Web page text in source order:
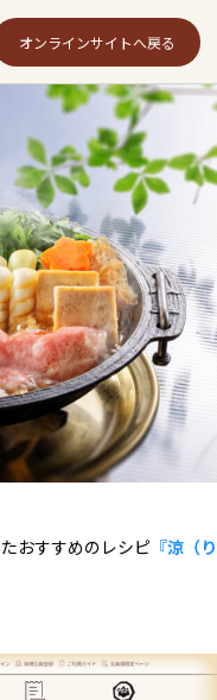
オンラインサイトへ戻る
おすすめのレシピ 『涼（り